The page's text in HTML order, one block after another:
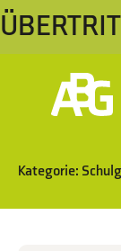
Kategorie: